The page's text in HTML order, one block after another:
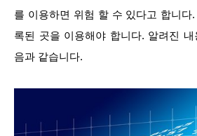
를 이용하면 위험 할 수 있다고 합니다
록된 곳을 이용해야 합니다. 알려진
음과 같습니다.